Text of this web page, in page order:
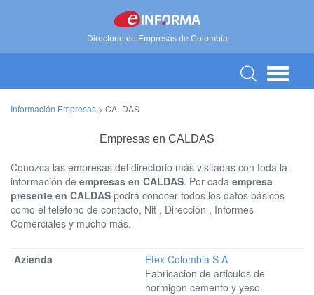
Directorio de Empresas de Colombia
Información Empresas > CALDAS
Empresas en CALDAS
Conozca las empresas del directorio más visitadas con toda la
información de empresas en CALDAS. Por cada empresa
presente en CALDAS podrá conocer todos los datos básicos
como el teléfono de contacto, Nit , Dirección , Informes
Comerciales y mucho más.
Etex Colombia S A
Fabricacion de articulos de
hormigon cemento y yeso